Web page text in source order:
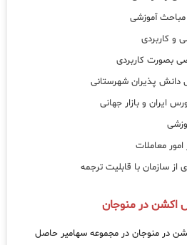
آموزشی
و کاربردی
بصورت کاربردی
پذیران شهرستانی
ایران و بازار جهانی
از سازمان با قابلیت ترجمه
اکشن در منوجان
در منوجان در مجموعه سهامیر حاصل